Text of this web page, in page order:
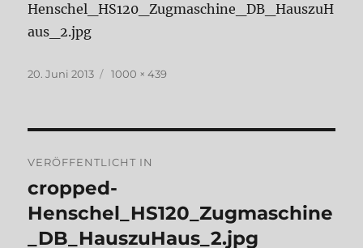
Henschel_HS120_Zugmaschine_DB_HauszuH
aus_2.jpg
Veröffentlicht
20. Juni 2013 Originalgröße
1000 × 439
VERÖFFENTLICHT IN
cropped-
Henschel_HS120_Zugmaschine
_DB_HauszuHaus_2.jpg